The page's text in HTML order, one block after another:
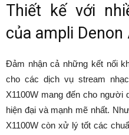
Thiết kế với
của ampli Denon
Đảm nhận cả những kết nối
cho các dịch vụ stream
X1100W mang đến cho người
hiện đại và mạnh mẽ nhất.
X1100W còn xử lý tốt các